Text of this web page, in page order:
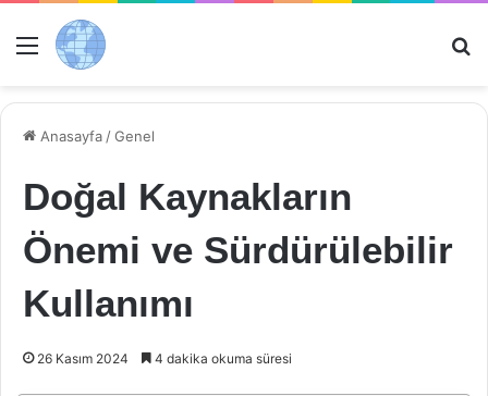
Menü
Anasayfa /Genel
Doğal Kaynakların
Önemi ve Sürdürülebilir
Kullanımı
26 Kasım 2024 4 dakika okuma süresi